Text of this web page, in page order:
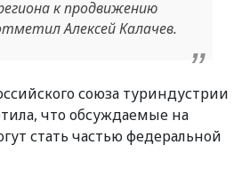
к продвижению
Алексей Калачев.
союза туриндустрии
что обсуждаемые на
стать частью федеральной